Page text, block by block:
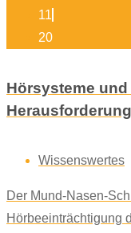
11
20
Hörsysteme und
Herausforderung
Wissenswertes
Der Mund-Nasen-
Hörbeeinträchtigung